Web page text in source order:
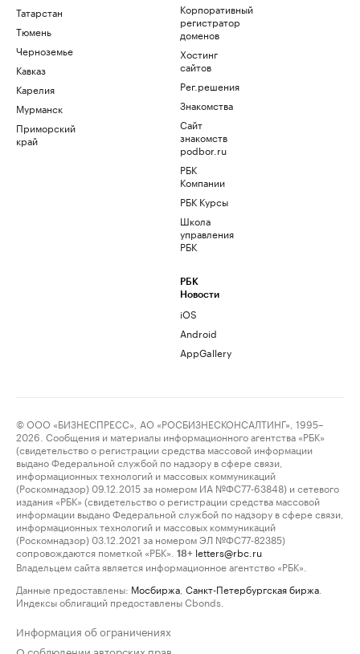
Татарстан
Тюмень
Черноземье
Кавказ
Карелия
Мурманск
Приморский
край
Корпоративный
регистратор
доменов
Хостинг
сайтов
Рег.решения
Знакомства
Сайт
знакомств
podbor.ru
РБК
Компании
РБК Курсы
Школа
управления
РБК
РБК
Новости
iOS
Android
AppGallery
© ООО «БИЗНЕСПРЕСС», АО «РОСБИЗНЕСКОНСАЛТИНГ», 1995–
2026. Сообщения и материалы информационного агентства «РБК»
(свидетельство о регистрации средства массовой информации
выдано Федеральной службой по надзору в сфере связи,
информационных технологий и массовых коммуникаций
(Роскомнадзор) 09.12.2015 за номером ИА №ФС77-63848) и сетевого
издания «РБК» (свидетельство о регистрации средства массовой
информации выдано Федеральной службой по надзору в сфере связи,
информационных технологий и массовых коммуникаций
(Роскомнадзор) 03.12.2021 за номером ЭЛ №ФС77-82385)
сопровождаются пометкой «РБК».
18+ letters@rbc.ru
Владельцем сайта является информационное агентство «РБК».
Данные предоставлены: Мосбиржа Санкт-Петербургская биржа
Индексы облигаций предоставлены Cbonds.
Информация об ограничениях